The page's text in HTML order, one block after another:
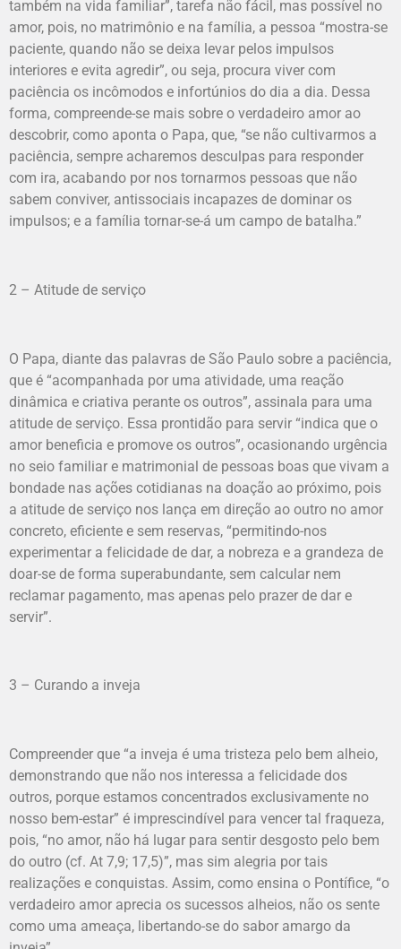
também na vida familiar”, tarefa não fácil, mas possível no
amor, pois, no matrimônio e na família, a pessoa “mostra-se
paciente, quando não se deixa levar pelos impulsos
interiores e evita agredir”, ou seja, procura viver com
paciência os incômodos e infortúnios do dia a dia. Dessa
forma, compreende-se mais sobre o verdadeiro amor ao
descobrir, como aponta o Papa, que, “se não cultivarmos a
paciência, sempre acharemos desculpas para responder
com ira, acabando por nos tornarmos pessoas que não
sabem conviver, antissociais incapazes de dominar os
impulsos; e a família tornar-se-á um campo de batalha.”
2 – Atitude de serviço
O Papa, diante das palavras de São Paulo sobre a paciência,
que é “acompanhada por uma atividade, uma reação
dinâmica e criativa perante os outros”, assinala para uma
atitude de serviço. Essa prontidão para servir “indica que o
amor beneficia e promove os outros”, ocasionando urgência
no seio familiar e matrimonial de pessoas boas que vivam a
bondade nas ações cotidianas na doação ao próximo, pois
a atitude de serviço nos lança em direção ao outro no amor
concreto, eficiente e sem reservas, “permitindo-nos
experimentar a felicidade de dar, a nobreza e a grandeza de
doar-se de forma superabundante, sem calcular nem
reclamar pagamento, mas apenas pelo prazer de dar e
servir”.
3 – Curando a inveja
Compreender que “a inveja é uma tristeza pelo bem alheio,
demonstrando que não nos interessa a felicidade dos
outros, porque estamos concentrados exclusivamente no
nosso bem-estar” é imprescindível para vencer tal fraqueza,
pois, “no amor, não há lugar para sentir desgosto pelo bem
do outro (cf. At 7,9; 17,5)”, mas sim alegria por tais
realizações e conquistas. Assim, como ensina o Pontífice, “o
verdadeiro amor aprecia os sucessos alheios, não os sente
como uma ameaça, libertando-se do sabor amargo da